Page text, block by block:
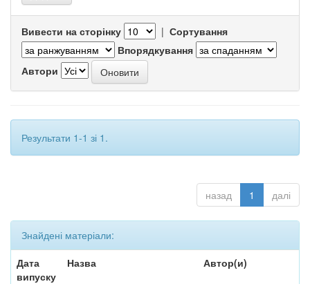
Вивести на сторінку | Сортування
Впорядкування
Автори
Результати 1-1 зі 1.
назад 1 далі
Знайдені матеріали:
Дата
випуску
Назва Автор(и)